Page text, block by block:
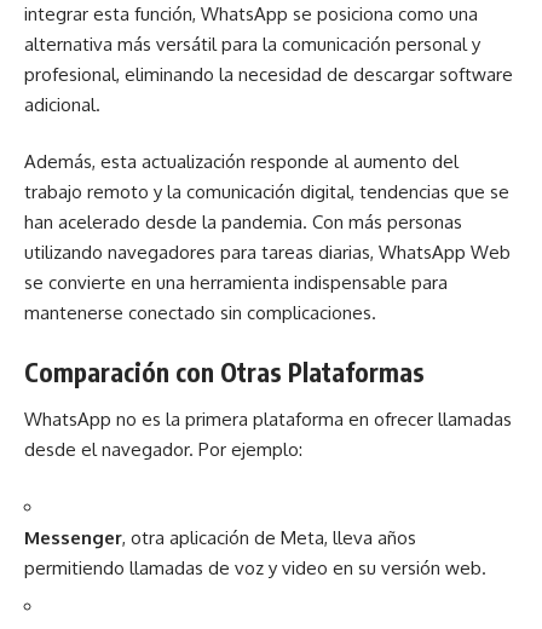
integrar esta función, WhatsApp se posiciona como una
alternativa más versátil para la comunicación personal y
profesional, eliminando la necesidad de descargar software
adicional.
Además, esta actualización responde al aumento del
trabajo remoto y la comunicación digital, tendencias que se
han acelerado desde la pandemia. Con más personas
utilizando navegadores para tareas diarias, WhatsApp Web
se convierte en una herramienta indispensable para
mantenerse conectado sin complicaciones.
Comparación con Otras Plataformas
WhatsApp no es la primera plataforma en ofrecer llamadas
desde el navegador. Por ejemplo:
Messenger, otra aplicación de Meta, lleva años
permitiendo llamadas de voz y video en su versión web.